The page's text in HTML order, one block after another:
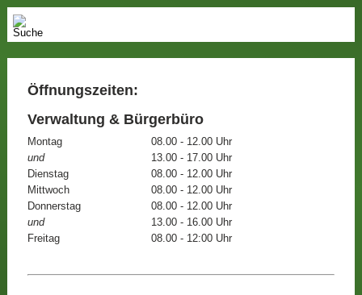
Öffnungszeiten:
Verwaltung & Bürgerbüro
Montag
08.00 - 12.00 Uhr
und
13.00 - 17.00 Uhr
Dienstag
08.00 - 12.00 Uhr
Mittwoch
08.00 - 12.00 Uhr
Donnerstag
08.00 - 12.00 Uhr
und
13.00 - 16.00 Uhr
Freitag
08.00 - 12:00 Uhr